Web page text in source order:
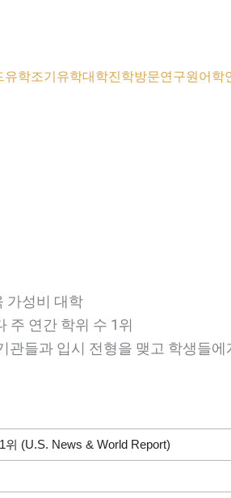
유학조기유학대학진학방문연구원어학
가성비 대학
주 연간 학위 수 1위
관들과 입시 전형을 맺고 학생들
위 (U.S. News & World Report)